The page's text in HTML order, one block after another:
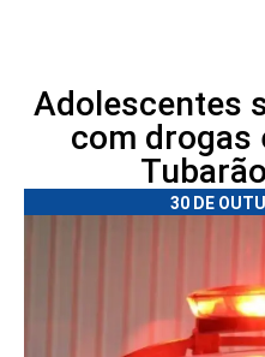
Adolescentes
com drogas
30 DE